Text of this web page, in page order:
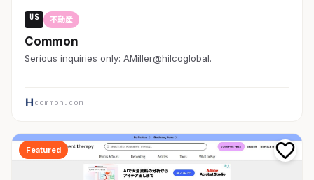
US 不動産
Common
Serious inquiries only: AMiller@hilcoglobal.
common.com
Featured